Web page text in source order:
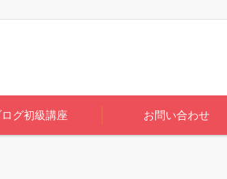
グ初級講座 お問い合わせ